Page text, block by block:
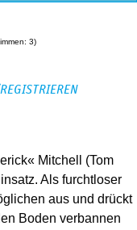
3)
Mitchell (Tom
Als furchtloser
aus und drückt
Boden verbannen